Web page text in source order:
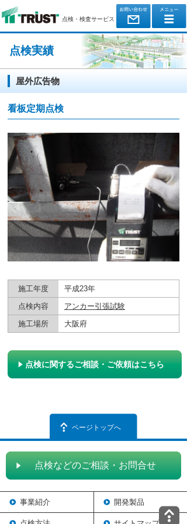
点検・検査サービス
点検実績
屋外広告物
看板定期点検
施工年度
平成23年
点検内容
アンカー引張試験
施工場所
大阪府
点検に関するご相談・ご依頼はこちら
ページトップへ
点検などのご相談・お問合せ
事業紹介 開発製品